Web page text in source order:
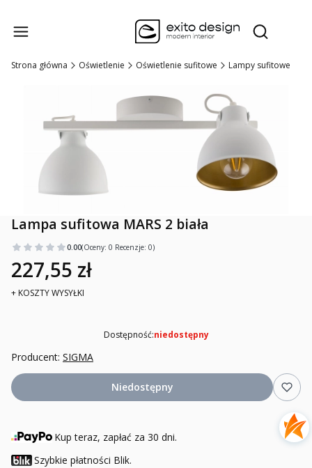
Otwórz
Strona główna Oświetlenie Oświetlenie sufitowe Lampy sufitowe
Lampa sufitowa MARS 2 biała
0.00(Oceny: 0 Recenzje: 0)
227,55 zł
+ KOSZTY WYSYŁKI
Dostępność:niedostępny
Producent: SIGMA
Niedostępny
Kup teraz, zapłać za 30 dni.
Szybkie płatności Blik.